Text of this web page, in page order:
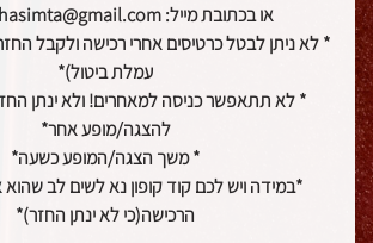
או בכתובת מייל: theater.hasimta@gmail.com
* לא ניתן לבטל כרטיסים אחרי רכישה ולקבל
עמלת ביטול)*
* לא תתאפשר כניסה למאחרים! ולא ינתן החזר
להצגה/מופע אחר*
* משך הצגה/המופע כשעה*
*במידה ויש לכם קוד קופון נא לשים לב
הרכישה(כי לא ינתן החזר)*